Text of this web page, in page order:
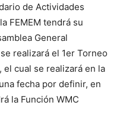
de Actividades
FEMEM tendrá su
General
realizará el 1er Torneo
cual se realizará en la
fecha por definir, en
la Función WMC